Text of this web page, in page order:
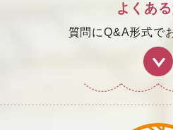
よくあ
質問にQ&A形式で